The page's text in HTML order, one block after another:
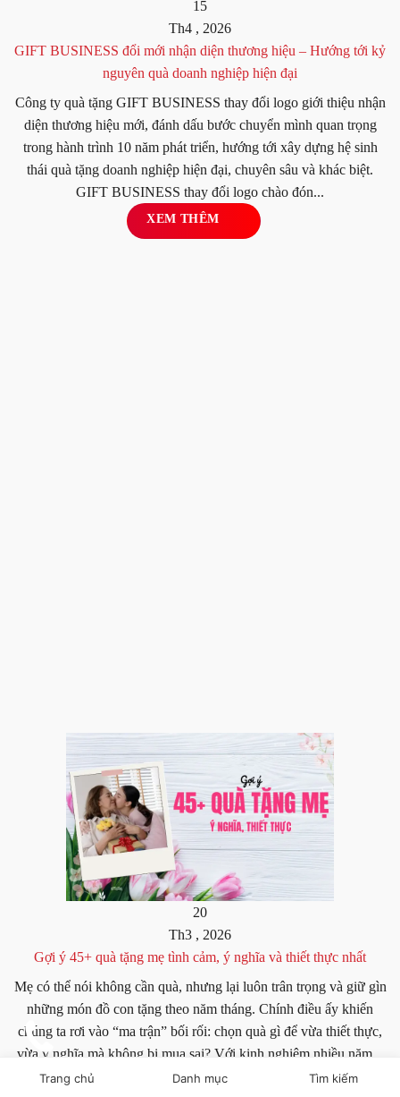
15
Th4 , 2026
GIFT BUSINESS đổi mới nhận diện thương hiệu – Hướng tới kỷ
nguyên quà doanh nghiệp hiện đại
Công ty quà tặng GIFT BUSINESS thay đổi logo giới thiệu nhận
diện thương hiệu mới, đánh dấu bước chuyển mình quan trọng
trong hành trình 10 năm phát triển, hướng tới xây dựng hệ sinh
thái quà tặng doanh nghiệp hiện đại, chuyên sâu và khác biệt.
GIFT BUSINESS thay đổi logo chào đón...
XEM THÊM
20
Th3 , 2026
Gợi ý 45+ quà tặng mẹ tình cảm, ý nghĩa và thiết thực nhất
Mẹ có thể nói không cần quà, nhưng lại luôn trân trọng và giữ gìn
những món đồ con tặng theo năm tháng. Chính điều ấy khiến
chúng ta rơi vào “ma trận” bối rối: chọn quà gì để vừa thiết thực,
vừa ý nghĩa mà không bị mua sai? Với kinh nghiệm nhiều năm...
XEM THÊM
Trang chủ Danh mục Tìm kiếm